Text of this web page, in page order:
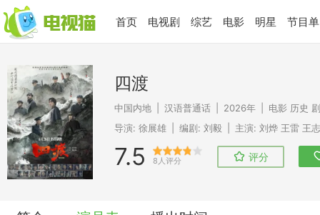
首页 电视剧 综艺 电影 明星 节目单
四渡
中国内地 汉语普通话 2026年 电影 历史
导演: 徐展雄 编剧: 刘毅 主演: 刘烨 王雷 王
7.5 8人评分 评分